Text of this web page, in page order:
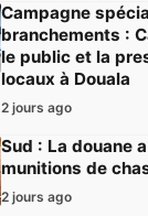
Campagne
branchements :
le public et la
locaux à Douala
2 jours ago
Sud : La douane
munitions de
2 jours ago